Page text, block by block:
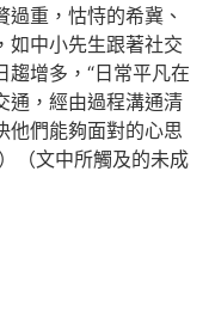
重，怙恃的希冀、
如中小先生跟著社交
趨增多，“日常平凡在
通，經由過程溝通清
他們能夠面對的心思
（文中所觸及的未成